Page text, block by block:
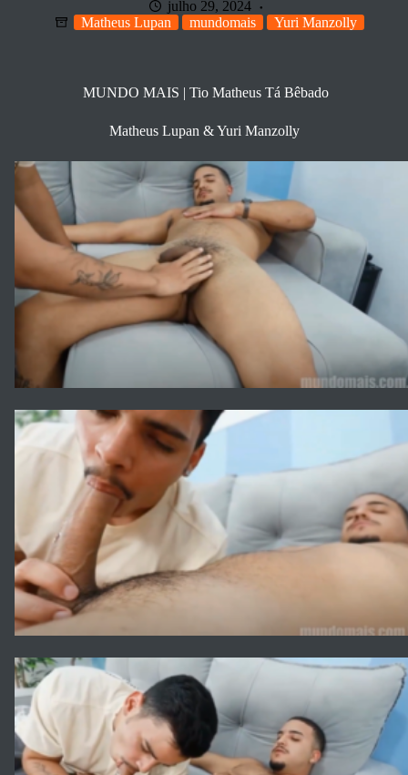
julho 29, 2024
Matheus Lupan
mundomais Yuri Manzolly
MUNDO MAIS | Tio Matheus Tá Bêbado
Matheus Lupan & Yuri Manzolly